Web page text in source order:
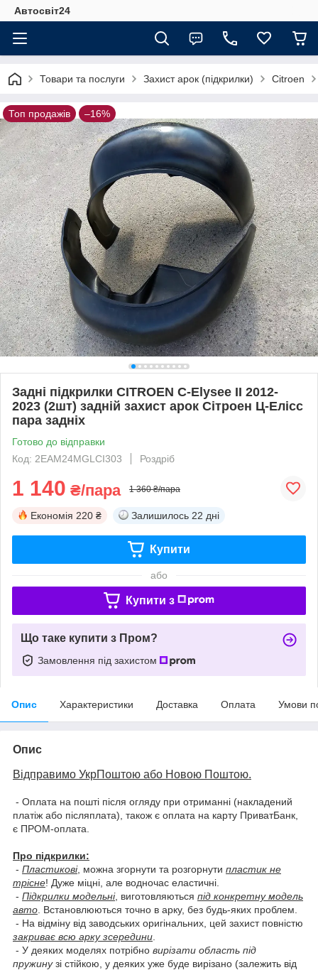
Автосвіт24
Товари та послуги Захист арок (підкрилки) Citroen
Топ продажів –16%
Задні підкрилки CITROEN C-Elysеe II 2012-
2023 (2шт) задній захист арок Сітроен Ц-Елісс
пара задніх
Готово до відправки
Код: 2EAM24MGLCI303
Роздріб
1 140 ₴/пара 1 360 ₴/пара
Економія 220 ₴ Залишилось 22 дні
Купити
або
Купити з
Що таке купити з Пром?
Замовлення під захистом
Опис Характеристики Доставка Оплата Умови
Опис
Відправимо УкрПоштою або Новою Поштою.
- Оплата на пошті після огляду при отриманні (накладений
платіж або післяплата), також є оплата на карту ПриватБанк,
є ПРОМ-оплата.
Про підкрилки:
- Пластикові, можна згорнути та розгорнути пластик не
трісне! Дуже міцні, але водночас еластичні.
- Підкрилки модельні, виготовляються під конкретну модель
авто . Встановлюються точно в арку, без будь-яких проблем.
- На відміну від заводських оригінальних, цей захист повністю
закриває всю арку зсередини
- У деяких моделях потрібно вирізати область під
пружинузі стійкою, у деяких уже буде вирізано (залежить від